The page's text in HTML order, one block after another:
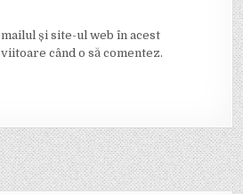
și site-ul web în acest
când o să comentez.